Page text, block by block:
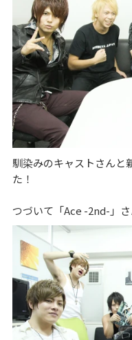
馴染みのキャストさんと
た！
つづいて「Ace -2nd-」